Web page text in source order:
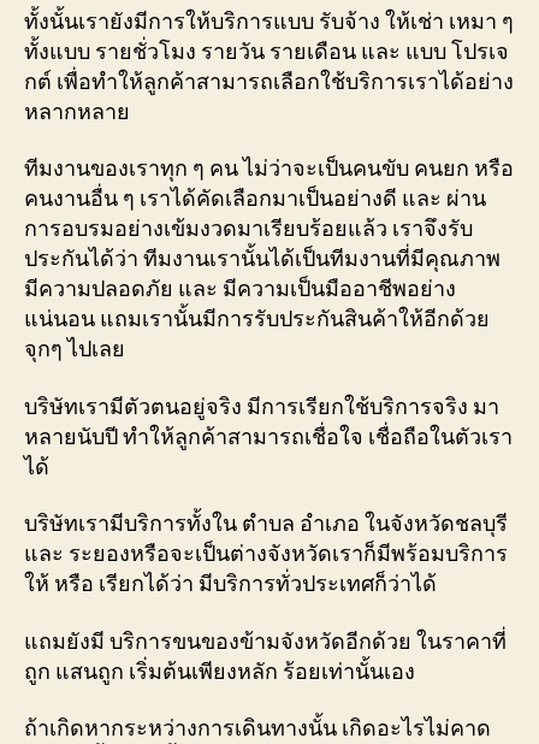
ทั้งนั้นเรายังมีการให้บริการแบบ รับจ้าง ให้เช่า เหมา ๆ
ทั้งแบบ รายชั่วโมง รายวัน รายเดือน และ แบบ โปรเจ
กต์ เพื่อทำให้ลูกค้าสามารถเลือกใช้บริการเราได้อย่าง
หลากหลาย
ทีมงานของเราทุก ๆ คน ไม่ว่าจะเป็นคนขับ คนยก หรือ
คนงานอื่น ๆ เราได้คัดเลือกมาเป็นอย่างดี และ ผ่าน
การอบรมอย่างเข้มงวดมาเรียบร้อยแล้ว เราจึงรับ
ประกันได้ว่า ทีมงานเรานั้นได้เป็นทีมงานที่มีคุณภาพ
มีความปลอดภัย และ มีความเป็นมืออาชีพอย่าง
แน่นอน แถมเรานั้นมีการรับประกันสินค้าให้อีกด้วย
จุกๆ ไปเลย
บริษัทเรามีตัวตนอยู่จริง มีการเรียกใช้บริการจริง มา
หลายนับปี ทำให้ลูกค้าสามารถเชื่อใจ เชื่อถือในตัวเรา
ได้
บริษัทเรามีบริการทั้งใน ตำบล อำเภอ ในจังหวัดชลบุรี
และ ระยองหรือจะเป็นต่างจังหวัดเราก็มีพร้อมบริการ
ให้ หรือ เรียกได้ว่า มีบริการทั่วประเทศก็ว่าได้
แถมยังมี บริการขนของข้ามจังหวัดอีกด้วย ในราคาที่
ถูก แสนถูก เริ่มต้นเพียงหลัก ร้อยเท่านั้นเอง
ถ้าเกิดหากระหว่างการเดินทางนั้น เกิดอะไรไม่คาด